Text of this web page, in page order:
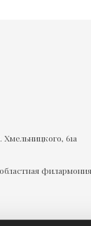
Хмельницкого, 61а
филармония